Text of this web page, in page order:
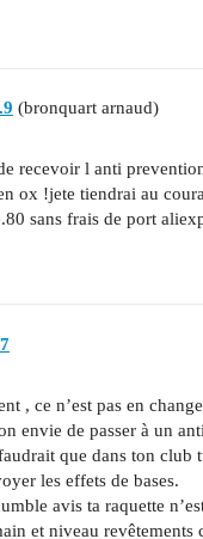
(bronquart arnaud)
recevoir l anti
ox !jete tiendrai au
sans frais de port
, ce n’est pas en
envie de passer à un
que dans ton club
les effets de bases.
avis ta raquette
et niveau